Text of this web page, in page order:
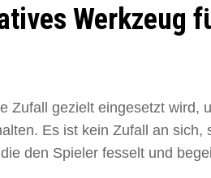
Werkzeug
Zufall gezielt eingesetzt wird,
Es ist kein Zufall an sich,
den Spieler fesselt und